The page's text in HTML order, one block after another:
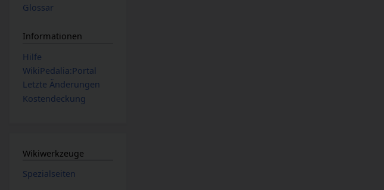
Glossar
Informationen
Hilfe
WikiPedalia:Portal
Letzte Änderungen
Kostendeckung
Wikiwerkzeuge
Spezialseiten